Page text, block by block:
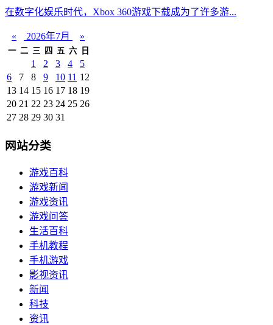
在数字化娱乐时代，Xbox 360游戏下载成为了许多游...
« 2026年7月 »
一 二 三 四 五 六 日
1 2 3 4
5
6
7 8 9 10 11 12
13 14 15 16 17 18 19
20 21 22 23 24 25 26
27 28 29 30 31
网站分类
游戏百科
游戏新闻
游戏资讯
游戏问答
生活百科
手机教程
手机游戏
影视资讯
新闻
科技
资讯